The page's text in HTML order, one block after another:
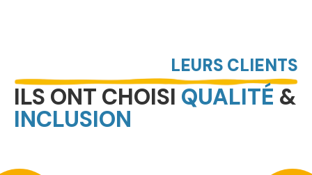
LEURS CLIENTS
ILS ONT CHOISI QUALITÉ &
INCLUSION